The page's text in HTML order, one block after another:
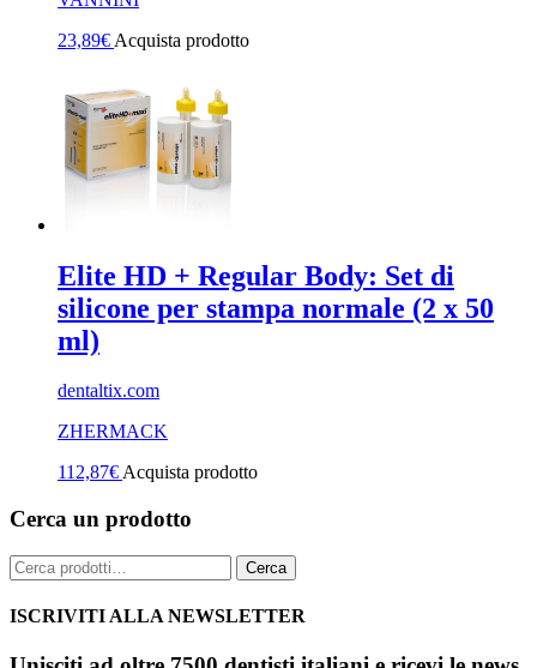
23,89€ Acquista prodotto
Elite HD + Regular Body: Set di
silicone per stampa normale (2 x 50
ml)
dentaltix.com
ZHERMACK
112,87€Acquista prodotto
Cerca un prodotto
Cerca: Cerca
ISCRIVITI ALLA NEWSLETTER